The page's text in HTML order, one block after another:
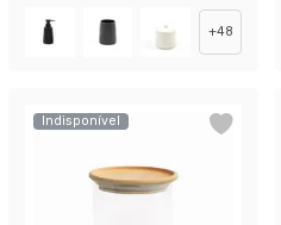
+48
Indisponível